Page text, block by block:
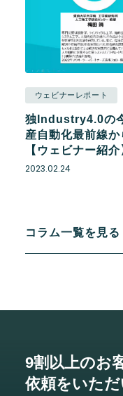
ウェビナーレポート
独Industry4.0の
産自動化最前線
【ウェビナー紹介
2023.02.24
コラム一覧を見る
9割以上のお
依頼をいた